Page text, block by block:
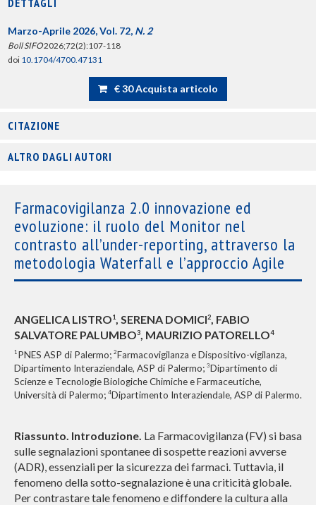
DETTAGLI
Marzo-Aprile 2026, Vol. 72, N. 2
Boll SIFO2026;72(2):107-118
doi 10.1704/4700.47131
€ 30 Acquista articolo
CITAZIONE
ALTRO DAGLI AUTORI
Farmacovigilanza 2.0 innovazione ed
evoluzione: il ruolo del Monitor nel
contrasto all’under-reporting, attraverso la
metodologia Waterfall e l’approccio Agile
ANGELICA LISTRO1, SERENA DOMICI2
, FABIO
SALVATORE PALUMBO3 , MAURIZIO PATORELLO4
1 PNES ASP di Palermo; 2Farmacovigilanza e Dispositivo-vigilanza,
Dipartimento Interaziendale, ASP di Palermo; 3Dipartimento di
Scienze e Tecnologie Biologiche Chimiche e Farmaceutiche,
Università di Palermo; 4Dipartimento Interaziendale, ASP di Palermo.
Riassunto. Introduzione. La Farmacovigilanza (FV) si basa
sulle segnalazioni spontanee di sospette reazioni avverse
(ADR), essenziali per la sicurezza dei farmaci. Tuttavia, il
fenomeno della sotto-segnalazione è una criticità globale.
Per contrastare tale fenomeno e diffondere la cultura alla